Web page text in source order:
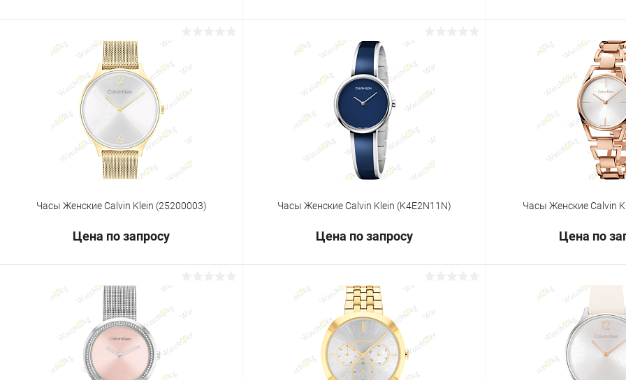
Запросить цену
Купить в 1 клик Сравнение
Под заказ
Запросить цену
Купить в 1 клик
Под заказ
Купить в 1 клик
Часы Женские Calvin Klein (25200003)
Цена по запросу
Запросить цену
Купить в 1 клик Сравнение
Под заказ
Часы Женские Calvin Klein (K4E2N11N)
Цена по запросу
Запросить цену
Купить в 1 клик Сравнение
Под заказ
Часы Женские Calvin
Цена по
Купить в 1 клик